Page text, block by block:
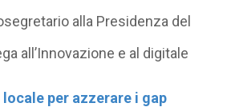
alla Presidenza del
all’Innovazione e al digitale
per azzerare i gap